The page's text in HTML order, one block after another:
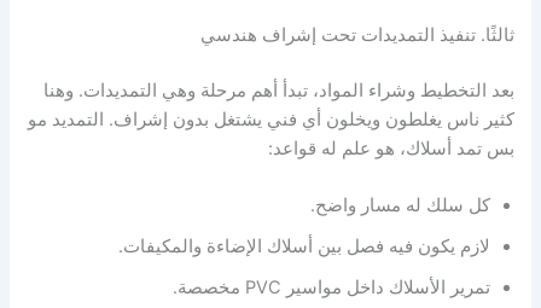
ثالثًا. تنفيذ التمديدات تحت إشراف هندسي
بعد التخطيط وشراء المواد، تبدأ أهم مرحلة وهي التمديدات. وهنا
كثير ناس يغلطون ويخلون أي فني يشتغل بدون إشراف. التمديد مو
بس تمد أسلاك، هو علم له قواعد:
كل سلك له مسار واضح.
لازم يكون فيه فصل بين أسلاك الإضاءة والمكيفات.
تمرير الأسلاك داخل مواسير PVC مخصصة.